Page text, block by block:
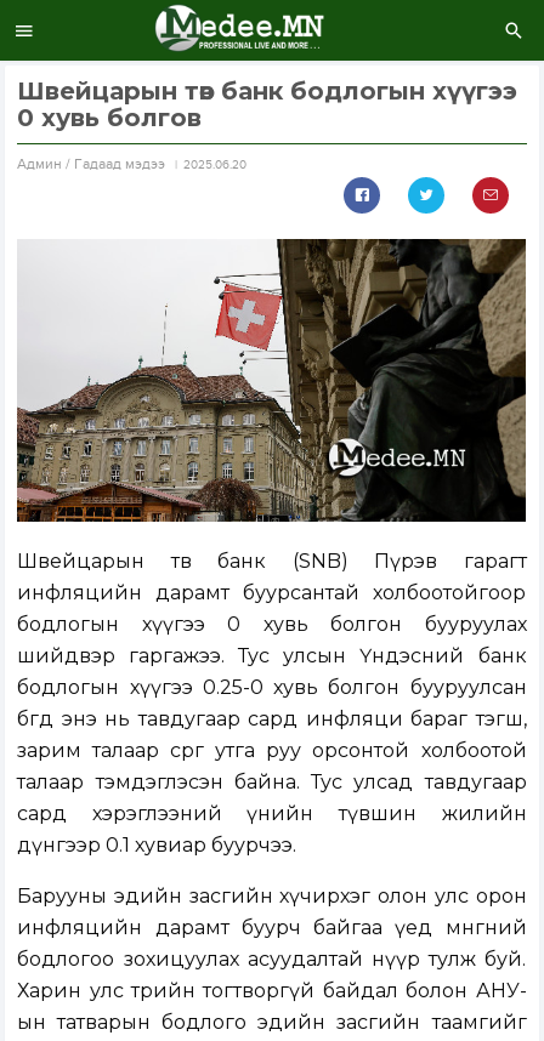
Швейцарын төв банк бодлогын хүүгээ
0 хувь болгов
Aдмин / Гадаад мэдээ 2025.06.20
Швейцарын төв банк (SNB) Пүрэв гарагт
инфляцийн дарамт буурсантай холбоотойгоор
бодлогын хүүгээ 0 хувь болгон бууруулах
шийдвэр гаргажээ. Тус улсын Үндэсний банк
бодлогын хүүгээ 0.25-0 хувь болгон бууруулсан
бөгөөд энэ нь тавдугаар сард инфляци бараг тэгш,
зарим талаар сөрөг утга руу орсонтой холбоотой
талаар тэмдэглэсэн байна. Тус улсад тавдугаар
сард хэрэглээний үнийн түвшин жилийн
дүнгээр 0.1 хувиар буурчээ.
Барууны эдийн засгийн хүчирхэг олон улс орон
инфляцийн дарамт буурч байгаа үед мөнгөний
бодлогоо зохицуулах асуудалтай нүүр тулж буй.
Харин улс төрийн тогтворгүй байдал болон АНУ-
ын татварын бодлого эдийн засгийн таамгийг